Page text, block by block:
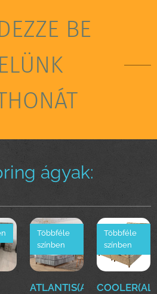
BE
ágyak:
ATLANTIS(ALS)160*200cm
Többféle
színben
Többféle
színben